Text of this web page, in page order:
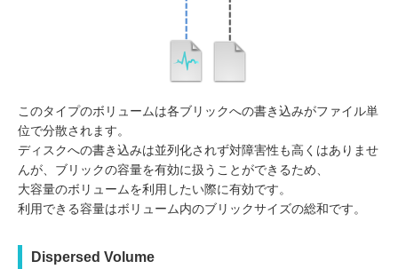
このタイプのボリュームは各ブリックへの書き込みがファイル単
位で分散されます。
ディスクへの書き込みは並列化されず対障害性も高くはありませ
んが、ブリックの容量を有効に扱うことができるため、
大容量のボリュームを利用したい際に有効です。
利用できる容量はボリューム内のブリックサイズの総和です。
Dispersed Volume